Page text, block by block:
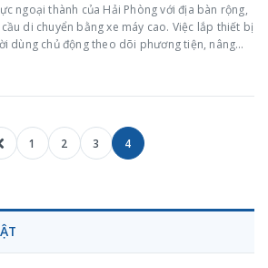
ngoại thành của Hải Phòng với địa bàn rộng,
di chuyển bằng xe máy cao. Việc lắp thiết bị
dùng chủ động theo dõi phương tiện, nâng
hiệu quả trong sinh hoạt hằng ngày.
1 2 3 4